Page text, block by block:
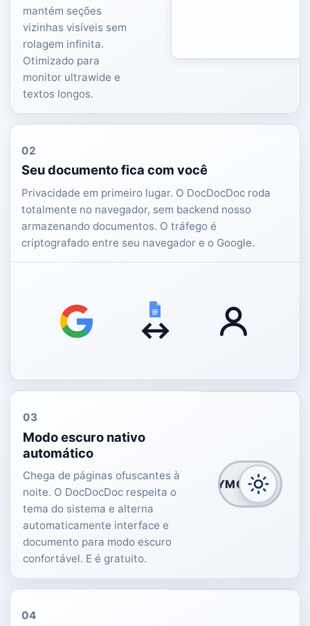
mantém seções
vizinhas visíveis sem
rolagem infinita.
Otimizado para
monitor ultrawide e
textos longos.
02
Seu documento fica com você
Privacidade em primeiro lugar. O DocDocDoc roda
totalmente no navegador, sem backend nosso
armazenando documentos. O tráfego é
criptografado entre seu navegador e o Google.
↔
03
Modo escuro nativo
automático
Chega de páginas ofuscantes à
noite. O DocDocDoc respeita o
tema do sistema e alterna
automaticamente interface e
documento para modo escuro
confortável. E é gratuito.
DAYMODE
04